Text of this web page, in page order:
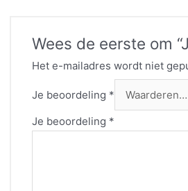
Wees de eerste om
Het e-mailadres wordt niet
Je beoordeling *
Je beoordeling *